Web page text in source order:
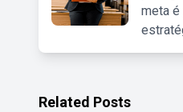
meta é
Related Posts